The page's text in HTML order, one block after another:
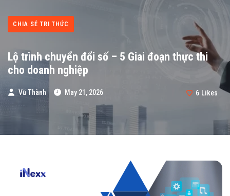
CHIA SẺ TRI THỨC
Lộ trình chuyển đổi số – 5 Giai đoạn thực thi
cho doanh nghiệp
Vũ Thành May 21, 2026 6 Likes